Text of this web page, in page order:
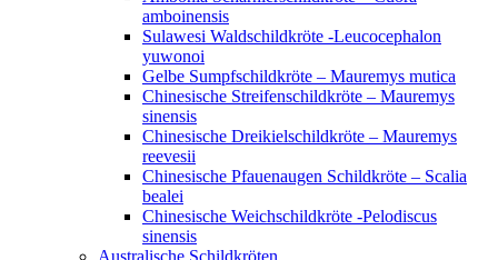
amboinensis
Sulawesi Waldschildkröte -Leucocephalon
yuwonoi
Gelbe Sumpfschildkröte – Mauremys mutica
Chinesische Streifenschildkröte – Mauremys
sinensis
Chinesische Dreikielschildkröte – Mauremys
reevesii
Chinesische Pfauenaugen Schildkröte – Scalia
bealei
Chinesische Weichschildkröte -Pelodiscus
sinensis